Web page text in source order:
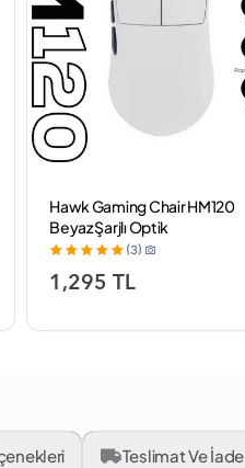
Hawk Gaming Chair HM120
Beyaz Şarjlı Optik
Kablolu/Kablosuz Oyuncu
(3)
1,295 TL
Teslimat Ve İade